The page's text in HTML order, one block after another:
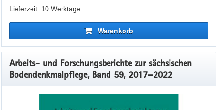
Lieferzeit: 10 Werktage
Warenkorb
Arbeits- und Forschungsberichte zur sächsischen
Bodendenkmalpflege, Band 59, 2017–2022